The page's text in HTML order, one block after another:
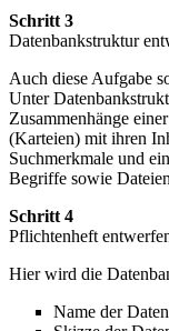
Schritt 3
Datenbankstruktur
Auch diese Aufgabe
Unter
Zusammenhänge
(Karteien) mit ihren
Suchmerkmale und
Begriffe sowie
Schritt 4
Pflichtenheft
Hier wird die
Name der